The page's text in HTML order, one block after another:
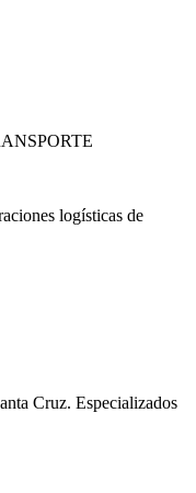
logísticas de
Cruz. Especializados